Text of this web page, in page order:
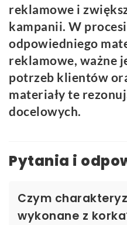
reklamowe i
kampanii. W
odpowiedniego
reklamowe, ważne
potrzeb klientów
materiały te
docelowych.
Pytania i
Czym
wykonane z